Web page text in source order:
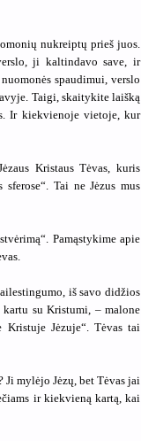
nukreiptų prieš juos.
ji kaltindavo save, ir
spaudimui, verslo
Taigi, skaitykite laišką
Ir kiekvienoje vietoje, kur
Kristaus Tėvas, kuris
Tai ne Jėzus mus
Pamąstykime apie
iš savo didžios
su Kristumi, – malone
Jėzuje“. Tėvas tai
mylėjo Jėzų, bet Tėvas jai
ir kiekvieną kartą, kai